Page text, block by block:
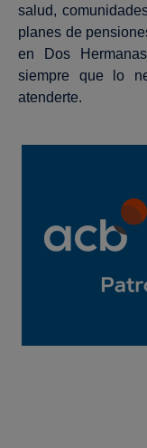
salud,
planes de
en Dos
siempre que lo
atenderte.